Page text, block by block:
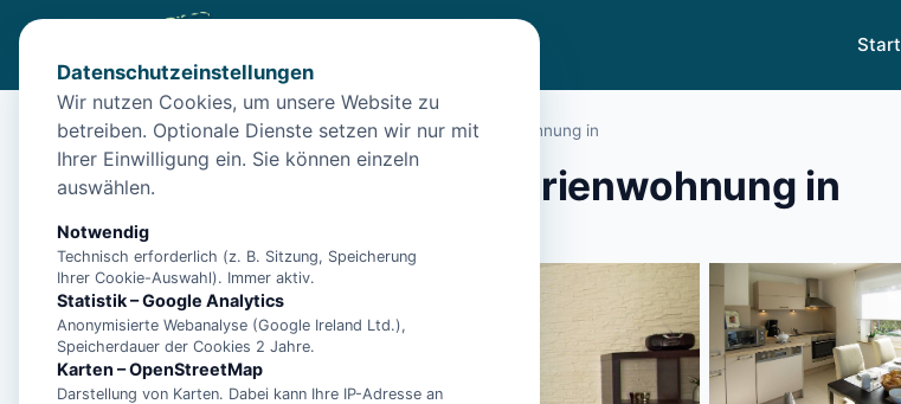
Start
Start Unterkünfte Norden/Norden: Strandnahe Ferienwohnung in
Norden: Strandnahe Ferienwohnung in
26506 Norden
Datenschutzeinstellungen
Wir nutzen Cookies, um unsere Website zu
betreiben. Optionale Dienste setzen wir nur mit
Ihrer Einwilligung ein. Sie können einzeln
auswählen.
Notwendig
Technisch erforderlich (z. B. Sitzung, Speicherung
Ihrer Cookie-Auswahl). Immer aktiv.
Statistik – Google Analytics
Anonymisierte Webanalyse (Google Ireland Ltd.),
Speicherdauer der Cookies 2 Jahre.
Karten – OpenStreetMap
Darstellung von Karten. Dabei kann Ihre IP-Adresse an